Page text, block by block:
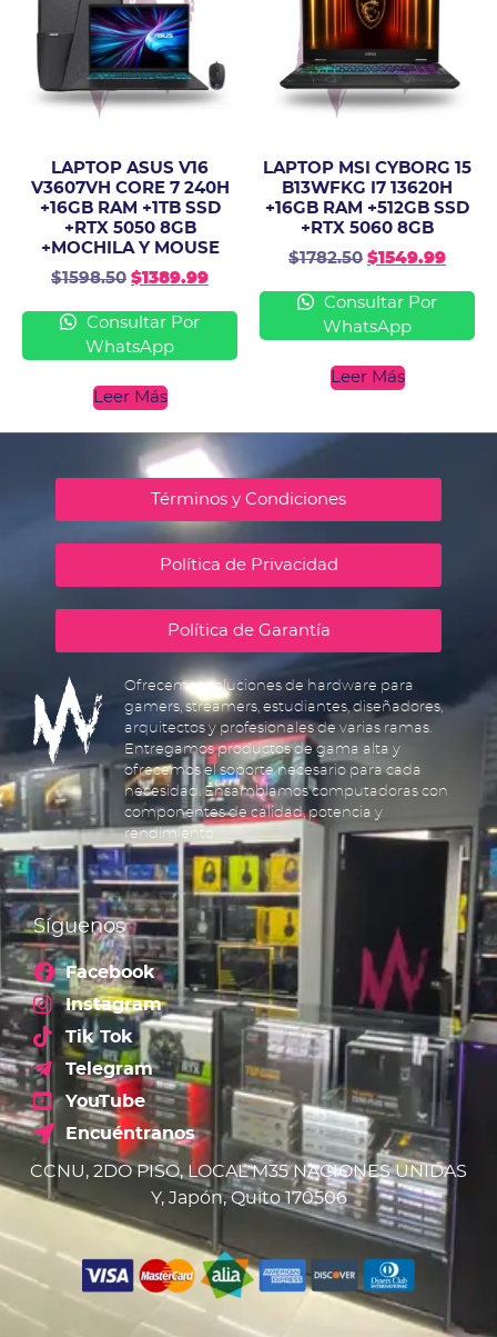
LAPTOP ASUS V16
V3607VH CORE 7 240H
+16GB RAM +1TB SSD
+RTX 5050 8GB
+MOCHILA Y MOUSE
$1598.50 $1389.99
Consultar Por
WhatsApp
Leer Más
LAPTOP MSI CYBORG 15
B13WFKG I7 13620H
+16GB RAM +512GB SSD
+RTX 5060 8GB
$1782.50 $1549.99
Consultar Por
WhatsApp
Leer Más
Términos y Condiciones
Política de Privacidad
Política de Garantía
Ofrecemos soluciones de hardware para
gamers, streamers, estudiantes, diseñadores,
arquitectos y profesionales de varias ramas.
Entregamos productos de gama alta y
ofrecemos el soporte necesario para cada
necesidad. Ensamblamos computadoras con
componentes de calidad, potencia y
rendimiento.
Síguenos
Facebook
Instagram
Tik Tok
Telegram
YouTube
Encuéntranos
CCNU, 2DO PISO, LOCAL M35 NACIONES UNIDAS
Y, Japón, Quito 170506